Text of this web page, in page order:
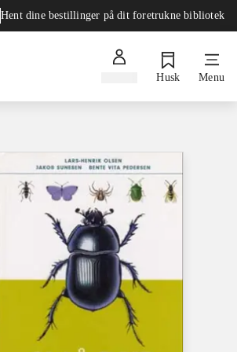
Hent dine bestillinger på dit foretrukne bibliotek
Husk Menu